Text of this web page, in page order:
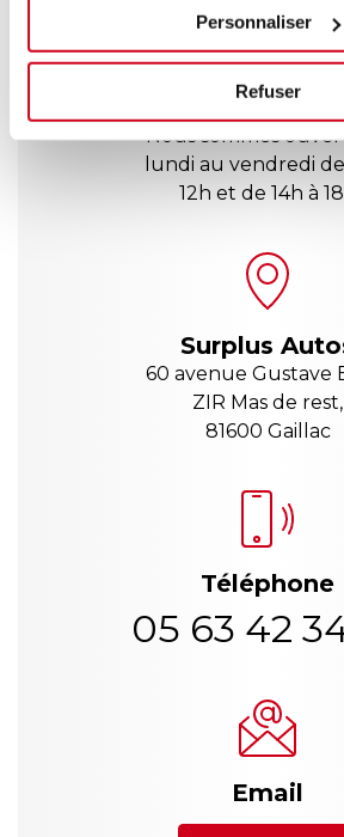
Personnaliser
Refuser
Nous sommes
lundi au vendredi
12h et de 14h à
Surplus
60 avenue Gustave
ZIR Mas de rest,
81600 Gaillac
Téléphone
05 63 42
Email